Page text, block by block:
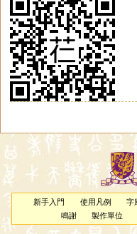
新手入門 使用凡例 字
鳴謝
製作單位